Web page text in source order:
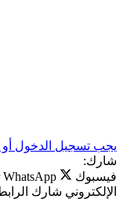
يجب تسجيل الدخول أو
شارك:
فيسبوك
WhatsApp
الإلكتروني شارك